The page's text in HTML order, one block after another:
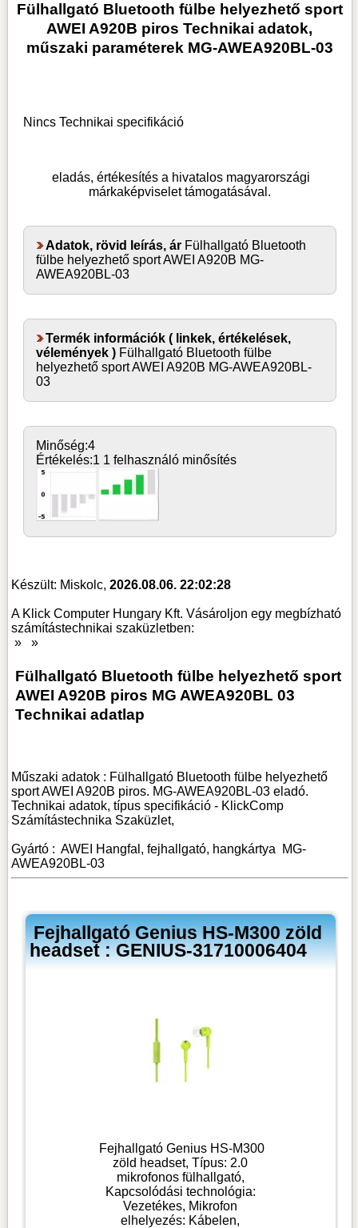
Fülhallgató Bluetooth fülbe helyezhető sport
AWEI A920B piros Technikai adatok,
műszaki paraméterek MG-AWEA920BL-03
Nincs Technikai specifikáció
eladás, értékesítés a hivatalos magyarországi
márkaképviselet támogatásával.
Adatok, rövid leírás, ár Fülhallgató Bluetooth
fülbe helyezhető sport AWEI A920B MG-
AWEA920BL-03
Termék információk ( linkek, értékelések,
vélemények ) Fülhallgató Bluetooth fülbe
helyezhető sport AWEI A920B MG-AWEA920BL-
03
Minőség:4
Értékelés:1 1 felhasználó minősítés
Készült: Miskolc,2026.08.06. 22:02:28
A Klick Computer Hungary Kft. Vásároljon egy megbízható
számítástechnikai szaküzletben:
»
»
Fülhallgató Bluetooth fülbe helyezhető sport
AWEI A920B piros MG AWEA920BL 03
Technikai adatlap
Műszaki adatok : Fülhallgató Bluetooth fülbe helyezhető
sport AWEI A920B piros. MG-AWEA920BL-03 eladó.
Technikai adatok, típus specifikáció - KlickComp
Számítástechnika Szaküzlet,
Gyártó :AWEI Hangfal, fejhallgató, hangkártya
MG-
AWEA920BL-03
Fejhallgató Genius HS-M300 zöld
headset : GENIUS-31710006404
Fejhallgató Genius HS-M300
zöld headset, Típus: 2.0
mikrofonos fülhallgató,
Kapcsolódási technológia:
Vezetékes, Mikrofon
elhelyezés: Kábelen,